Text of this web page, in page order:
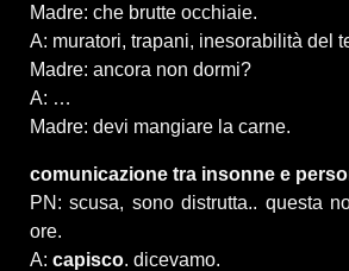
Madre: che brutte occhiaie.
A: muratori, trapani, inesorabilità del
Madre: ancora non dormi?
A: …
Madre: devi mangiare la carne.
comunicazione tra insonne e
PN: scusa, sono distrutta.. questa
ore.
A: capisco. dicevamo.